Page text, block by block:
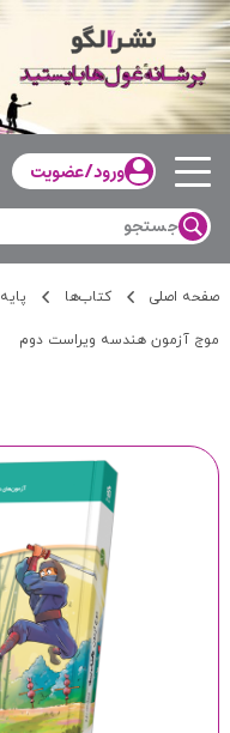
ورود/عضویت
صفحه اصلی کتاب‌ها پایه
موج آزمون هندسه ویراست دوم